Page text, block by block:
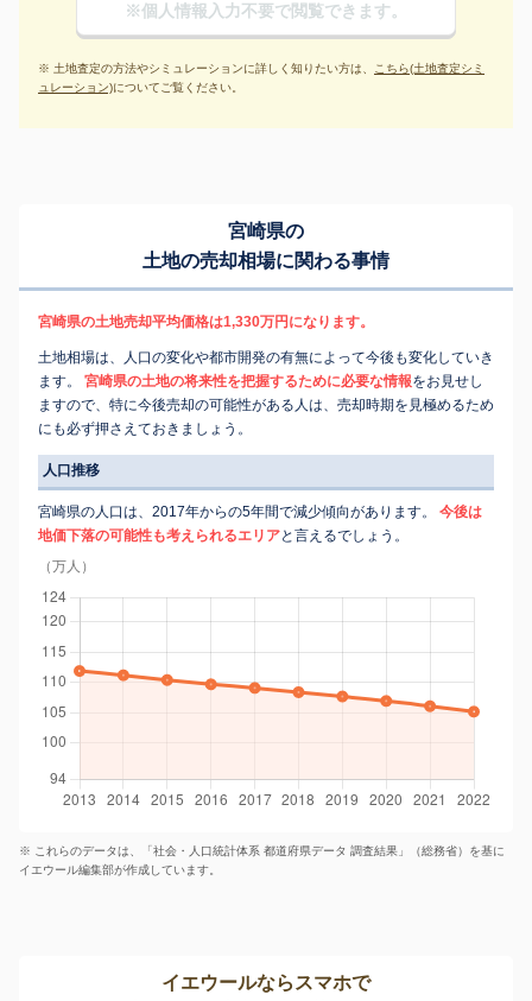
※個人情報入力不要で閲覧できます。
※ 土地査定の方法やシミュレーションに詳しく知りたい方は、 こちら(土地査定シミ
ュレーション)についてご覧ください。
宮崎県の
土地の売却相場に関わる事情
宮崎県の土地売却平均価格は1,330万円になります。
土地相場は、人口の変化や都市開発の有無によって今後も変化していき
ます。
宮崎県の土地の将来性を把握するために必要な情報をお見せし
ますので、特に今後売却の可能性がある人は、売却時期を見極めるため
にも必ず押さえておきましょう。
人口推移
宮崎県の人口は、2017年からの5年間で減少傾向があります。
今後は
地価下落の可能性も考えられるエリアと言えるでしょう。
（万人）
※ これらのデータは、「社会・人口統計体系 都道府県データ 調査結果」（総務省）を基に
イエウール編集部が作成しています。
イエウールならスマホで